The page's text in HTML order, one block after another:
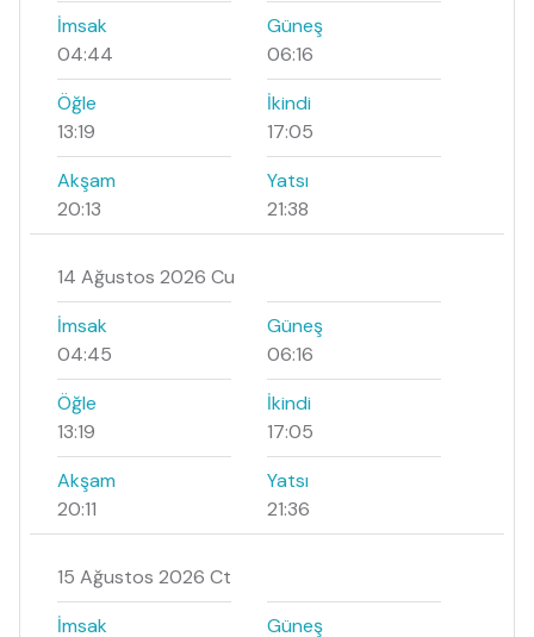
İmsak
04:44
Güneş
06:16
Öğle
13:19
İkindi
17:05
Akşam
20:13
Yatsı
21:38
14 Ağustos 2026 Cu
İmsak
04:45
Güneş
06:16
Öğle
13:19
İkindi
17:05
Akşam
20:11
Yatsı
21:36
15 Ağustos 2026 Ct
İmsak
Güneş